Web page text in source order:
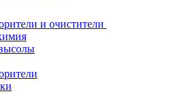
и очистители